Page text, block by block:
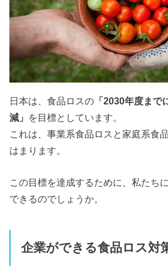
日本は、食品ロスの 「2030年度ま
減」 を目標としています。
これは、事業系食品ロスと家庭系食
はまります。
この目標を達成するために、私たち
できるのでしょうか。
企業ができる食品ロス対